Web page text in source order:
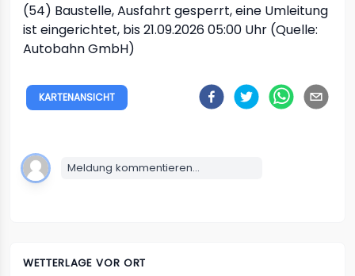
(54) Baustelle, Ausfahrt gesperrt, eine Umleitung
ist eingerichtet, bis 21.09.2026 05:00 Uhr (Quelle:
Autobahn GmbH)
KARTENANSICHT
Meldung kommentieren...
WETTERLAGE VOR ORT